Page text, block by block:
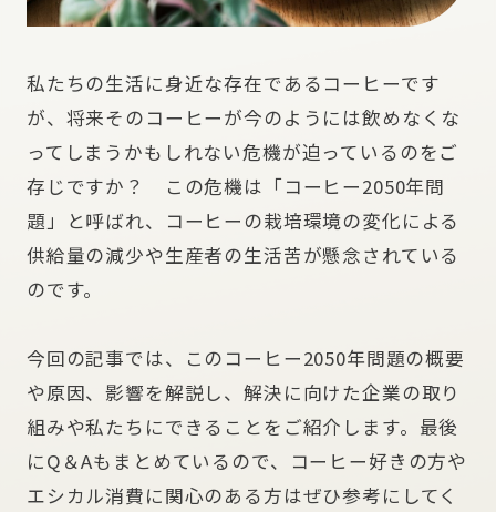
私たちの生活に身近な存在であるコーヒーです
が、将来そのコーヒーが今のようには飲めなくな
ってしまうかもしれない危機が迫っているのをご
存じですか？ この危機は「コーヒー2050年問
題」と呼ばれ、コーヒーの栽培環境の変化による
供給量の減少や生産者の生活苦が懸念されている
のです。
今回の記事では、このコーヒー2050年問題の概要
や原因、影響を解説し、解決に向けた企業の取り
組みや私たちにできることをご紹介します。最後
にQ＆Aもまとめているので、コーヒー好きの方や
エシカル消費に関心のある方はぜひ参考にしてく